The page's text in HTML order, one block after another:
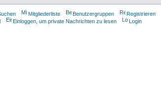
Mitgliederliste Benutzergruppen
Registrieren
Einloggen, um private Nachrichten zu lesen Login